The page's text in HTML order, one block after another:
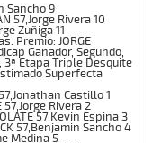
Sancho 9
57,Jorge Rivera 10
Zuñiga 11
Premio: JORGE
Ganador, Segundo,
3ª Etapa Triple Desquite
Superfecta
Castillo 1
Rivera 2
57,Kevin Espina 3
57,Benjamin Sancho 4
Medina 5